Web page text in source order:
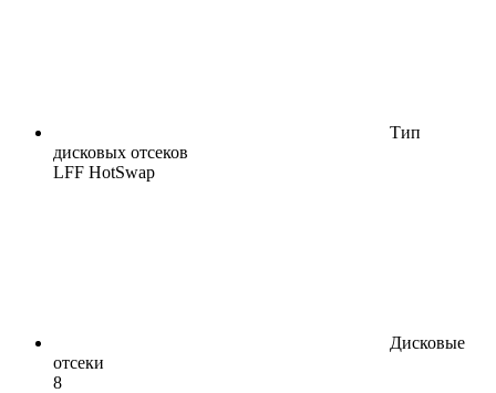
Тип
дисковых отсеков
LFF HotSwap
Дисковые
отсеки
8